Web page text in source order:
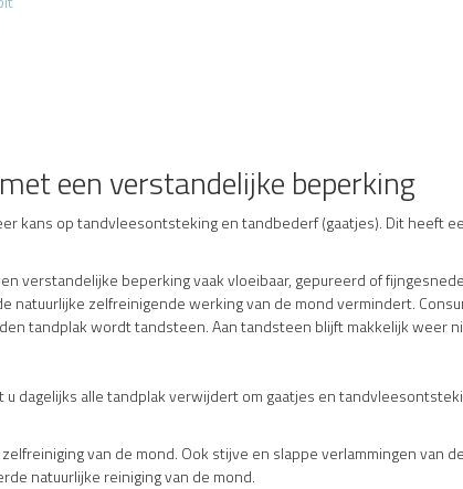
een verstandelijke beperking
kans op tandvleesontsteking en tandbederf (gaatjes). Dit heeft
verstandelijke beperking vaak vloeibaar, gepureerd of
natuurlijke zelfreinigende werking van de mond vermindert.
tandplak wordt tandsteen. Aan tandsteen blijft makkelijk weer
dagelijks alle tandplak verwijdert om gaatjes en
van de mond. Ook stijve en slappe verlammingen van
natuurlijke reiniging van de mond.